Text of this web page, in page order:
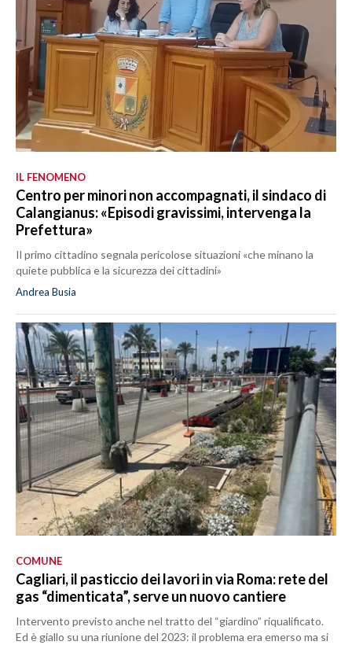
IL FENOMENO
Centro per minori non accompagnati, il sindaco di
Calangianus: «Episodi gravissimi, intervenga la
Prefettura»
Il primo cittadino segnala pericolose situazioni «che minano la
quiete pubblica e la sicurezza dei cittadini»
Andrea Busia
COMUNE
Cagliari, il pasticcio dei lavori in via Roma: rete del
gas “dimenticata”, serve un nuovo cantiere
Intervento previsto anche nel tratto del “giardino” riqualificato.
Ed è giallo su una riunione del 2023: il problema era emerso ma si